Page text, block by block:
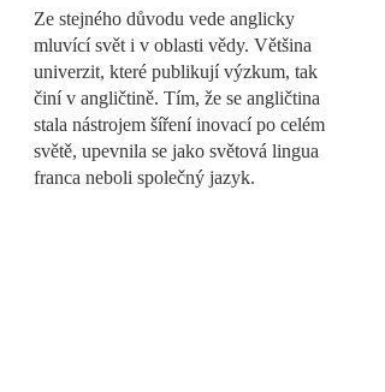
Ze stejného důvodu vede anglicky
mluvící svět i v oblasti vědy. Většina
univerzit, které publikují výzkum, tak
činí v angličtině. Tím, že se angličtina
stala nástrojem šíření inovací po celém
světě, upevnila se jako světová lingua
franca neboli společný jazyk.